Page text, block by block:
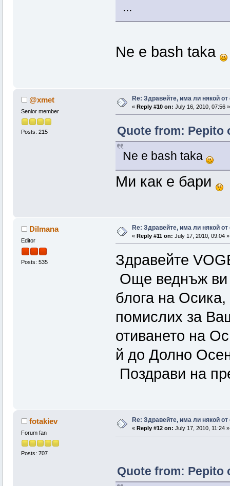
...
Ne e bash taka
@xmet
Senior member
Posts: 215
Re: Здравейте, има ли някой
« Reply #10 on: July 16, 2010, 07:56 »
Quote from: Pepito
Ne e bash taka
Mи как е бари
Dilmana
Editor
Posts: 535
Re: Здравейте, има ли някой
« Reply #11 on: July 17, 2010, 09:04 »
Здравейте
Още веднъж ви
блога на
помислих за
отиването на
й до Долно
Поздрави на
fotakiev
Forum fan
Posts: 707
Re: Здравейте, има ли някой
« Reply #12 on: July 17, 2010, 11:24 »
Quote from: Pepito